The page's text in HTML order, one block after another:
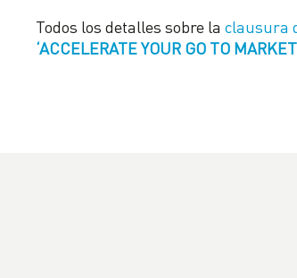
Todos los detalles sobre la clausura
‘ACCELERATE YOUR GO TO